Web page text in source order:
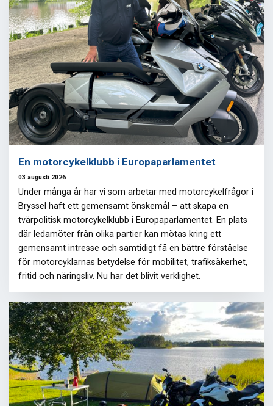
En motorcykelklubb i Europaparlamentet
03 augusti 2026
Under många år har vi som arbetar med motorcykelfrågor i
Bryssel haft ett gemensamt önskemål – att skapa en
tvärpolitisk motorcykelklubb i Europaparlamentet. En plats
där ledamöter från olika partier kan mötas kring ett
gemensamt intresse och samtidigt få en bättre förståelse
för motorcyklarnas betydelse för mobilitet, trafiksäkerhet,
fritid och näringsliv. Nu har det blivit verklighet.